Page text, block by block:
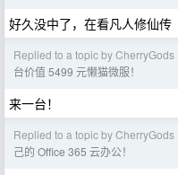
好久没中了，在看凡人修仙传
Replied to a topic by CherryGods
台价值 5499 元懒猫微服！
来一台！
Replied to a topic by CherryGods
己的 Office 365 云办公！